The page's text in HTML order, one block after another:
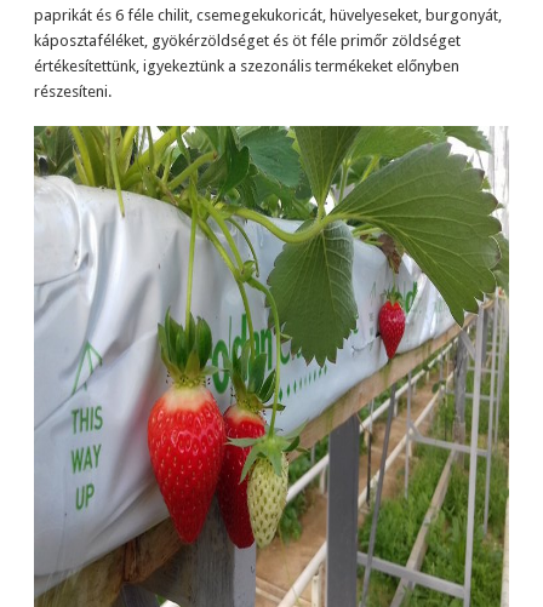
paprikát és 6 féle chilit, csemegekukoricát, hüvelyeseket, burgonyát,
káposztaféléket, gyökérzöldséget és öt féle primőr zöldséget
értékesítettünk, igyekeztünk a szezonális termékeket előnyben
részesíteni.